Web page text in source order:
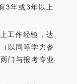
3年或3年以上
工作经验，达
以同等学力参
门与报考专业